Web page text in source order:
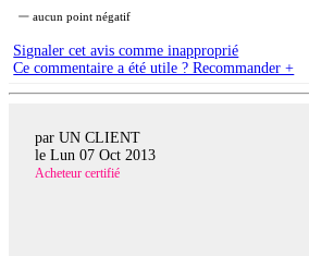
aucun point négatif
Signaler cet avis comme inapproprié
Ce commentaire a été utile ? Recommander +
par UN CLIENT
le Lun 07 Oct 2013
Acheteur certifié